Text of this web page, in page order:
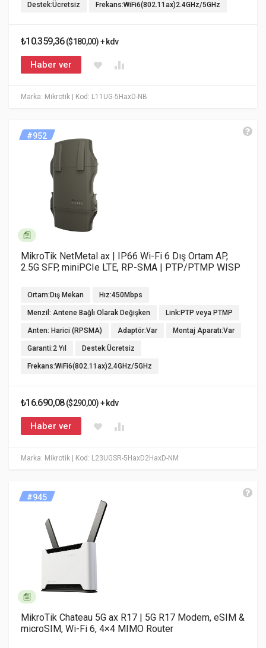
Marka: Mikrotik | Kod: L11UG-5HaxD-NB
Destek:Ücretsiz Frekans:WiFi6(802.11ax)2.4GHz/5GHz
₺10.359,36($180,00) + kdv
Haber ver
Marka: Mikrotik | Kod: L23UGSR-5HaxD2HaxD-NM
#952
MikroTik NetMetal ax | IP66 Wi-Fi 6 Dış Ortam AP,
2.5G SFP, miniPCIe LTE, RP-SMA | PTP/PTMP WISP
Ortam:Dış Mekan Hız:450Mbps
Menzil: Antene Bağlı Olarak Değişken Link:PTP veya PTMP
Anten: Harici (RPSMA) Adaptör:Var Montaj Aparatı:Var
Garanti:2 Yıl Destek:Ücretsiz
Frekans:WiFi6(802.11ax)2.4GHz/5GHz
₺16.690,08($290,00) + kdv
Haber ver
#945
MikroTik Chateau 5G ax R17 | 5G R17 Modem, eSIM &
microSIM, Wi-Fi 6, 4×4 MIMO Router